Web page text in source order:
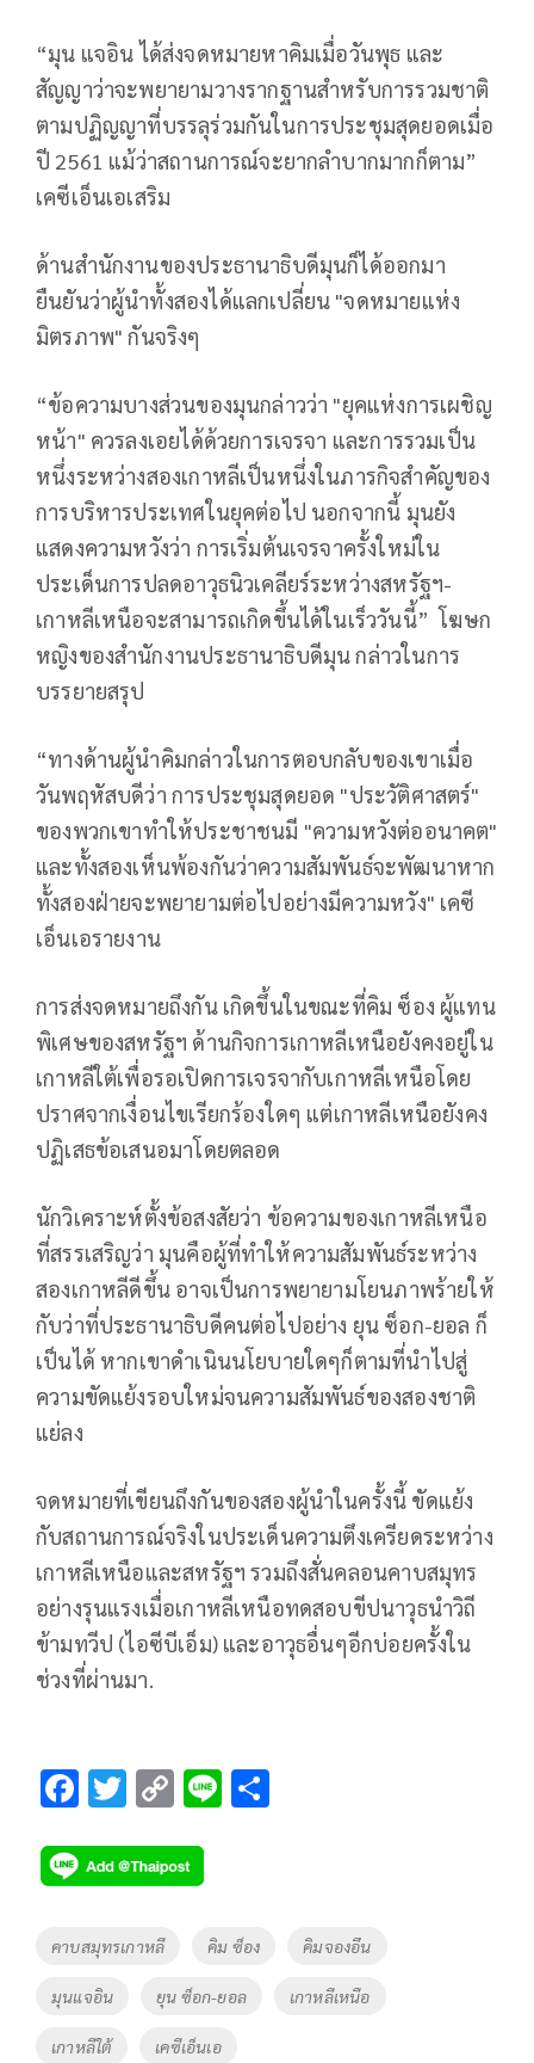
“มุน แจอิน ได้ส่งจดหมายหาคิมเมื่อวันพุธ และ
สัญญาว่าจะพยายามวางรากฐานสำหรับการรวมชาติ
ตามปฏิญญาที่บรรลุร่วมกันในการประชุมสุดยอดเมื่อ
ปี 2561 แม้ว่าสถานการณ์จะยากลำบากมากก็ตาม”
เคซีเอ็นเอเสริม
ด้านสำนักงานของประธานาธิบดีมุนก็ได้ออกมา
ยืนยันว่าผู้นำทั้งสองได้แลกเปลี่ยน "จดหมายแห่ง
มิตรภาพ" กันจริงๆ
“ข้อความบางส่วนของมุนกล่าวว่า "ยุคแห่งการเผชิญ
หน้า" ควรลงเอยได้ด้วยการเจรจา และการรวมเป็น
หนึ่งระหว่างสองเกาหลีเป็นหนึ่งในภารกิจสำคัญของ
การบริหารประเทศในยุคต่อไป นอกจากนี้ มุนยัง
แสดงความหวังว่า การเริ่มต้นเจรจาครั้งใหม่ใน
ประเด็นการปลดอาวุธนิวเคลียร์ระหว่างสหรัฐฯ-
เกาหลีเหนือจะสามารถเกิดขึ้นได้ในเร็ววันนี้” โฆษก
หญิงของสำนักงานประธานาธิบดีมุน กล่าวในการ
บรรยายสรุป
“ทางด้านผู้นำคิมกล่าวในการตอบกลับของเขาเมื่อ
วันพฤหัสบดีว่า การประชุมสุดยอด "ประวัติศาสตร์"
ของพวกเขาทำให้ประชาชนมี "ความหวังต่ออนาคต"
และทั้งสองเห็นพ้องกันว่าความสัมพันธ์จะพัฒนาหาก
ทั้งสองฝ่ายจะพยายามต่อไปอย่างมีความหวัง" เคซี
เอ็นเอรายงาน
การส่งจดหมายถึงกัน เกิดขึ้นในขณะที่คิม ซ็อง ผู้แทน
พิเศษของสหรัฐฯ ด้านกิจการเกาหลีเหนือยังคงอยู่ใน
เกาหลีใต้เพื่อรอเปิดการเจรจากับเกาหลีเหนือโดย
ปราศจากเงื่อนไขเรียกร้องใดๆ แต่เกาหลีเหนือยังคง
ปฏิเสธข้อเสนอมาโดยตลอด
นักวิเคราะห์ตั้งข้อสงสัยว่า ข้อความของเกาหลีเหนือ
ที่สรรเสริญว่า มุนคือผู้ที่ทำให้ความสัมพันธ์ระหว่าง
สองเกาหลีดีขึ้น อาจเป็นการพยายามโยนภาพร้ายให้
กับว่าที่ประธานาธิบดีคนต่อไปอย่าง ยุน ซ็อก-ยอล ก็
เป็นได้ หากเขาดำเนินนโยบายใดๆก็ตามที่นำไปสู่
ความขัดแย้งรอบใหม่จนความสัมพันธ์ของสองชาติ
แย่ลง
จดหมายที่เขียนถึงกันของสองผู้นำในครั้งนี้ ขัดแย้ง
กับสถานการณ์จริงในประเด็นความตึงเครียดระหว่าง
เกาหลีเหนือและสหรัฐฯ รวมถึงสั่นคลอนคาบสมุทร
อย่างรุนแรงเมื่อเกาหลีเหนือทดสอบขีปนาวุธนำวิถี
ข้ามทวีป (ไอซีบีเอ็ม) และอาวุธอื่นๆอีกบ่อยครั้งใน
ช่วงที่ผ่านมา.
F
e
b
o
o
k
T
tt
er
C
p
y
n
k
Li
Tags
คาบสมุทรเกาหลี คิม ซ็อง คิมจองอึน
มุนแจอิน ยุน ซ็อก-ยอล เกาหลีเหนือ
เกาหลีใต้ เคซีเอ็นเอ